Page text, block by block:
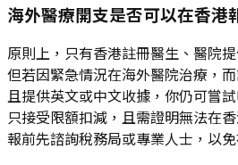
海外醫療開支是否可以在香港
原則上，只有香港註冊醫生、醫院
但若因緊急情況在海外醫院治療，
且提供英文或中文收據，你仍可嘗
只接受限額扣減，且需證明無法在
報前先諮詢稅務局或專業人士，以免